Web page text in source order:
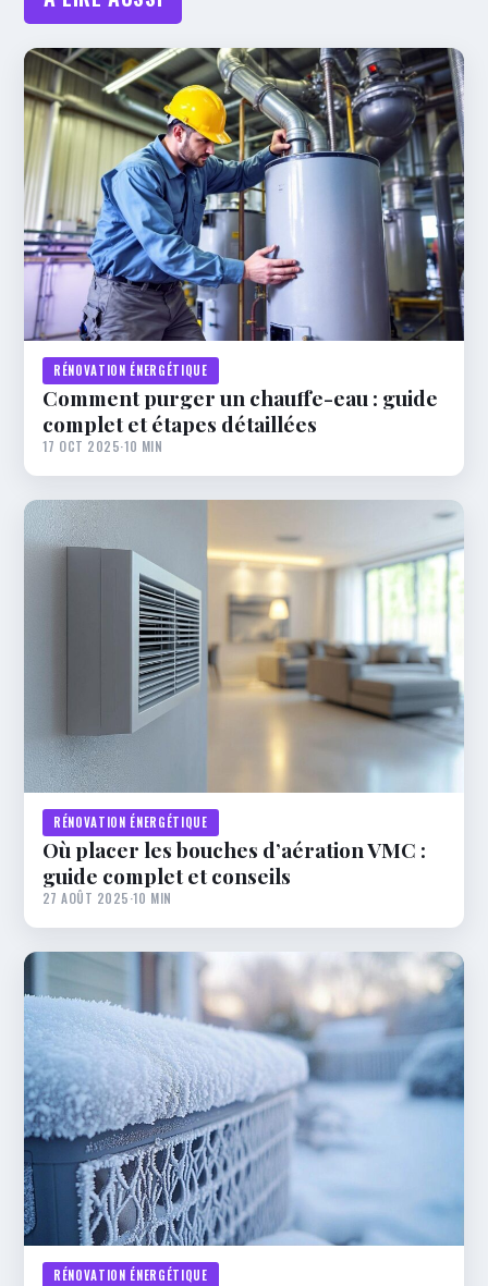
RÉNOVATION ÉNERGÉTIQUE
Comment purger un chauffe-eau : guide
complet et étapes détaillées
17 OCT 2025·10 MIN
RÉNOVATION ÉNERGÉTIQUE
Où placer les bouches d’aération VMC :
guide complet et conseils
27 AOÛT 2025·10 MIN
RÉNOVATION ÉNERGÉTIQUE